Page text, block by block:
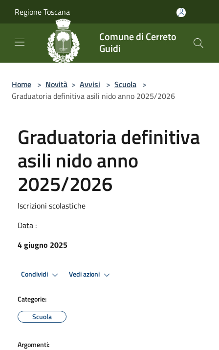
Regione Toscana
Comune di Cerreto
Guidi
Home > Novità > Avvisi > Scuola >
Graduatoria definitiva asili nido anno 2025/2026
Graduatoria definitiva
asili nido anno
2025/2026
Iscrizioni scolastiche
Data :
4 giugno 2025
Condividi Vedi azioni
Categorie:
Scuola
Argomenti: